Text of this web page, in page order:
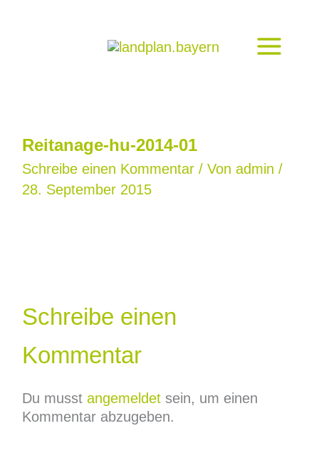
Reitanage-hu-2014-01
Schreibe einen Kommentar / Von admin /
28. September 2015
Schreibe einen
Kommentar
Du musst angemeldetsein, um einen
Kommentar abzugeben.